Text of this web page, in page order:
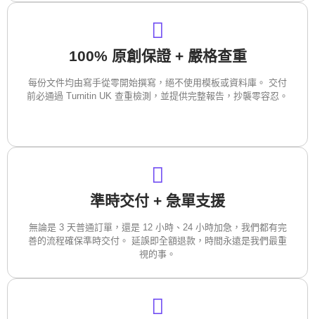
100% 原創保證 + 嚴格查重
每份文件均由寫手從零開始撰寫，絕不使用模板或資料庫。 交付
前必通過 Turnitin UK 查重檢測，並提供完整報告，抄襲零容忍。
準時交付 + 急單支援
無論是 3 天普通訂單，還是 12 小時、24 小時加急，我們都有完
善的流程確保準時交付。 延誤即全額退款，時間永遠是我們最重
視的事。